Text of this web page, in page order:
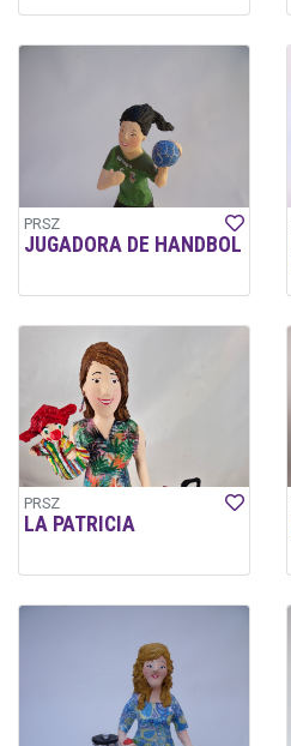
PRSZ
JUGADORA DE HANDBOL
PRSZ
LA PATRICIA